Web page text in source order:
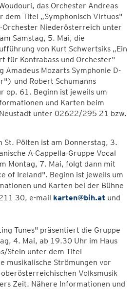
das Orchester Andreas
dem Titel „Symphonisch Virtuos"
Orchester Niederösterreich unter
Samstag, 5. Mai, die
von Kurt Schwertsiks „Ein
für Kontrabass und Orchester"
Amadeus Mozarts Symphonie D-
und Robert Schumanns
op. 61. Beginn ist jeweils um
und Karten beim
unter 02622/295 21 bzw.
St. Pölten ist am Donnerstag, 3.
A-Cappella-Gruppe Vocal
Montag, 7. Mai, folgt dann mit
of Ireland". Beginn ist jeweils um
und Karten bei der Bühne
30, e-mail karten@bih.at und
Tunes" präsentiert die Gruppe
4. Mai, ab 19.30 Uhr im Haus
Stein unter dem Titel
musikalische Strömungen vor
Volksmusik
Zeit. Nähere Informationen und